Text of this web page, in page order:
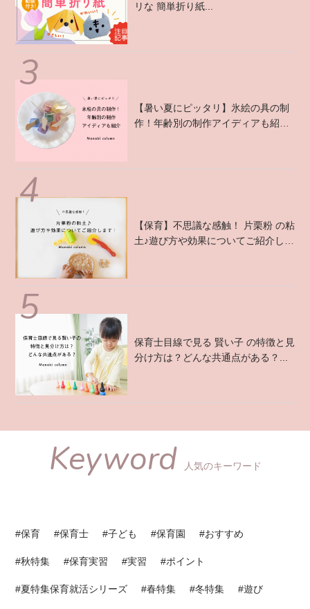
リな 簡単折り紙...
【暑い夏にピッタリ】氷絵の具の制
作！年齢別の制作アイディアも紹
【保育】不思議な感触！ 片栗粉 の粘
土♪遊び方や効果についてご紹介しま
保育士目線で見る 賢い子 の特徴と見
分け方は？どんな共通点がある？...
Keyword 人気のキーワード
#保育 #保育士 #子ども #保育園 #おすすめ
#秋特集 #保育実習 #実習 #ポイント
#夏特集保育就活シリーズ #春特集 #冬特集 #遊び